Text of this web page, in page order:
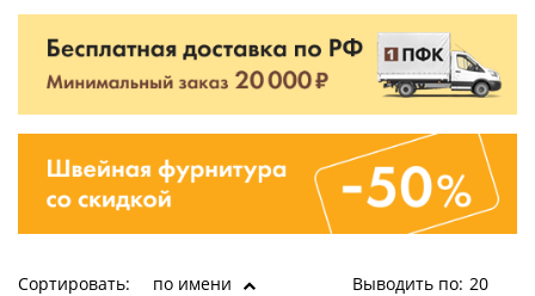
Сортировать: по имени Выводить по: 20